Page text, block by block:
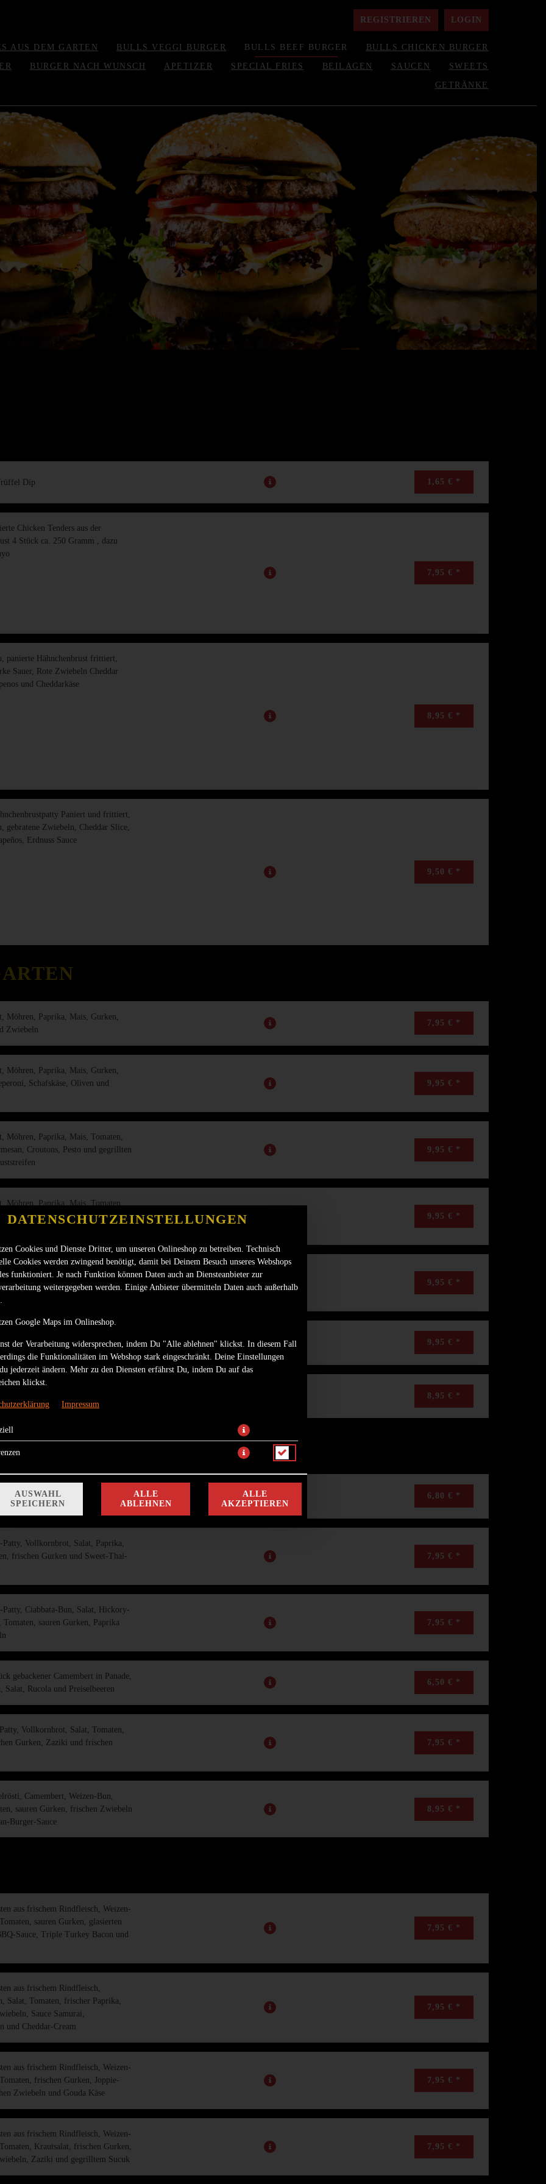
REGISTRIEREN LOGIN
AUS DEM GARTEN BULLS VEGGI BURGER BULLS BEEF BURGER BULLS CHICKEN BURGER
BURGER NACH WUNSCH APETIZER SPECIAL FRIES BEILAGEN SAUCEN SWEETS
GETRÄNKE
Dip 1,65 € *
Chicken Tenders aus der
4 Stück ca. 250 Gramm , dazu
7,95 € *
panierte Hähnchenbrust frittiert,
Sauer, Rote Zwiebeln Cheddar
und Cheddarkäse
8,95 € *
Paniert und frittiert,
gebratene Zwiebeln, Cheddar Slice,
Erdnuss Sauce
9,50 € *
Möhren, Paprika, Mais, Gurken,
Zwiebeln
7,95 € *
Möhren, Paprika, Mais, Gurken,
Schafskäse, Oliven und
9,95 € *
Möhren, Paprika, Mais, Tomaten,
Croutons, Pesto und gegrillten
9,95 € *
Möhren, Paprika, Mais, Tomaten,
Bulls-BBQ-Sauce und
Streifen
9,95 € *
Möhren, Paprika, Mais, Tomaten,
Curry-Sauce und gegrillten
9,95 € *
Möhren, Paprika, Tomaten, Gurken,
Käsestreifen, Ei und Zwiebeln
9,95 € *
Mozzarella, Zwiebeln und
8,95 € *
Weizen-Bun, Salat, Tomaten,
Mayonaise und Zwiebeln
6,80 € *
Patty, Vollkornbrot, Salat, Paprika,
frischen Gurken und Sweet-Thai-
7,95 € *
Patty, Ciabbata-Bun, Salat, Hickory-
Tomaten, sauren Gurken, Paprika
7,95 € *
gebackener Camembert in Panade,
Salat, Rucola und Preiselbeeren
6,50 € *
Vollkornbrot, Salat, Tomaten,
Gurken, Zaziki und frischen
7,95 € *
Camembert, Weizen-Bun,
sauren Gurken, frischen Zwiebeln
Burger-Sauce
8,95 € *
aus frischem Rindfleisch, Weizen-
sauren Gurken, glasierten
Sauce, Triple Turkey Bacon und
7,95 € *
aus frischem Rindfleisch,
Salat, Tomaten, frischer Paprika,
Sauce Samurai,
und Cheddar-Cream
7,95 € *
aus frischem Rindfleisch, Weizen-
frischen Gurken, Joppie-
Zwiebeln und Gouda Käse
7,95 € *
aus frischem Rindfleisch, Weizen-
Krautsalat, frischen Gurken,
Zaziki und gegrilltem Sucuk
7,95 € *
DATENSCHUTZEINSTELLUNGEN
Cookies und Dienste Dritter, um unseren Onlineshop zu betreiben. Technisch
Cookies werden zwingend benötigt, damit bei Deinem Besuch unseres Webshops
funktioniert. Je nach Funktion können Daten auch an Diensteanbieter zur
weitergegeben werden. Einige Anbieter übermitteln Daten auch außerhalb
Google Maps im Onlineshop.
der Verarbeitung widersprechen, indem Du "Alle ablehnen" klickst. In diesem Fall
die Funktionalitäten im Webshop stark eingeschränkt. Deine Einstellungen
jederzeit ändern. Mehr zu den Diensten erfährst Du, indem Du auf das
klickst.
Impressum
AUSWAHL
SPEICHERN
ALLE
ABLEHNEN
ALLE
AKZEPTIEREN